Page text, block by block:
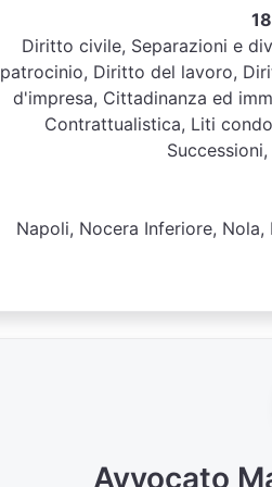
Diritto civile, Separazioni e
patrocinio, Diritto del lavoro,
d'impresa, Cittadinanza ed
Contrattualistica, Liti
Napoli, Nocera Inferiore, Nola,
Avvocato